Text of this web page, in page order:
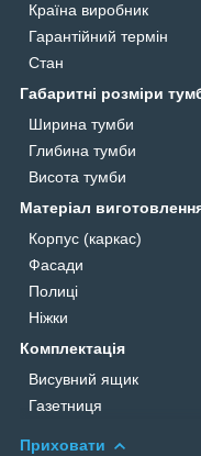
Країна виробник
Гарантійний термін
Стан
Габаритні розміри
Ширина тумби
Глибина тумби
Висота тумби
Матеріал
Корпус (каркас)
Фасади
Полиці
Ніжки
Комплектація
Висувний ящик
Газетниця
Приховати